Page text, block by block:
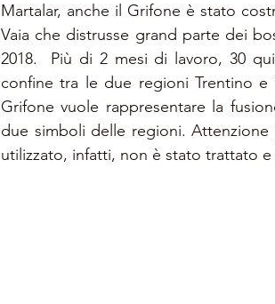
Martalar, anche il Grifone è stato
Vaia che distrusse grand parte dei
2018.  Più di 2 mesi di lavoro, 30
confine tra le due regioni Trentino
Grifone vuole rappresentare la
due simboli delle regioni.
utilizzato, infatti, non è stato trattato